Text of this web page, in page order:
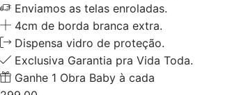
Enviamos as telas enroladas.
4cm de borda branca extra.
Dispensa vidro de proteção.
Exclusiva Garantia pra Vida Toda.
Ganhe 1 Obra Baby à cada